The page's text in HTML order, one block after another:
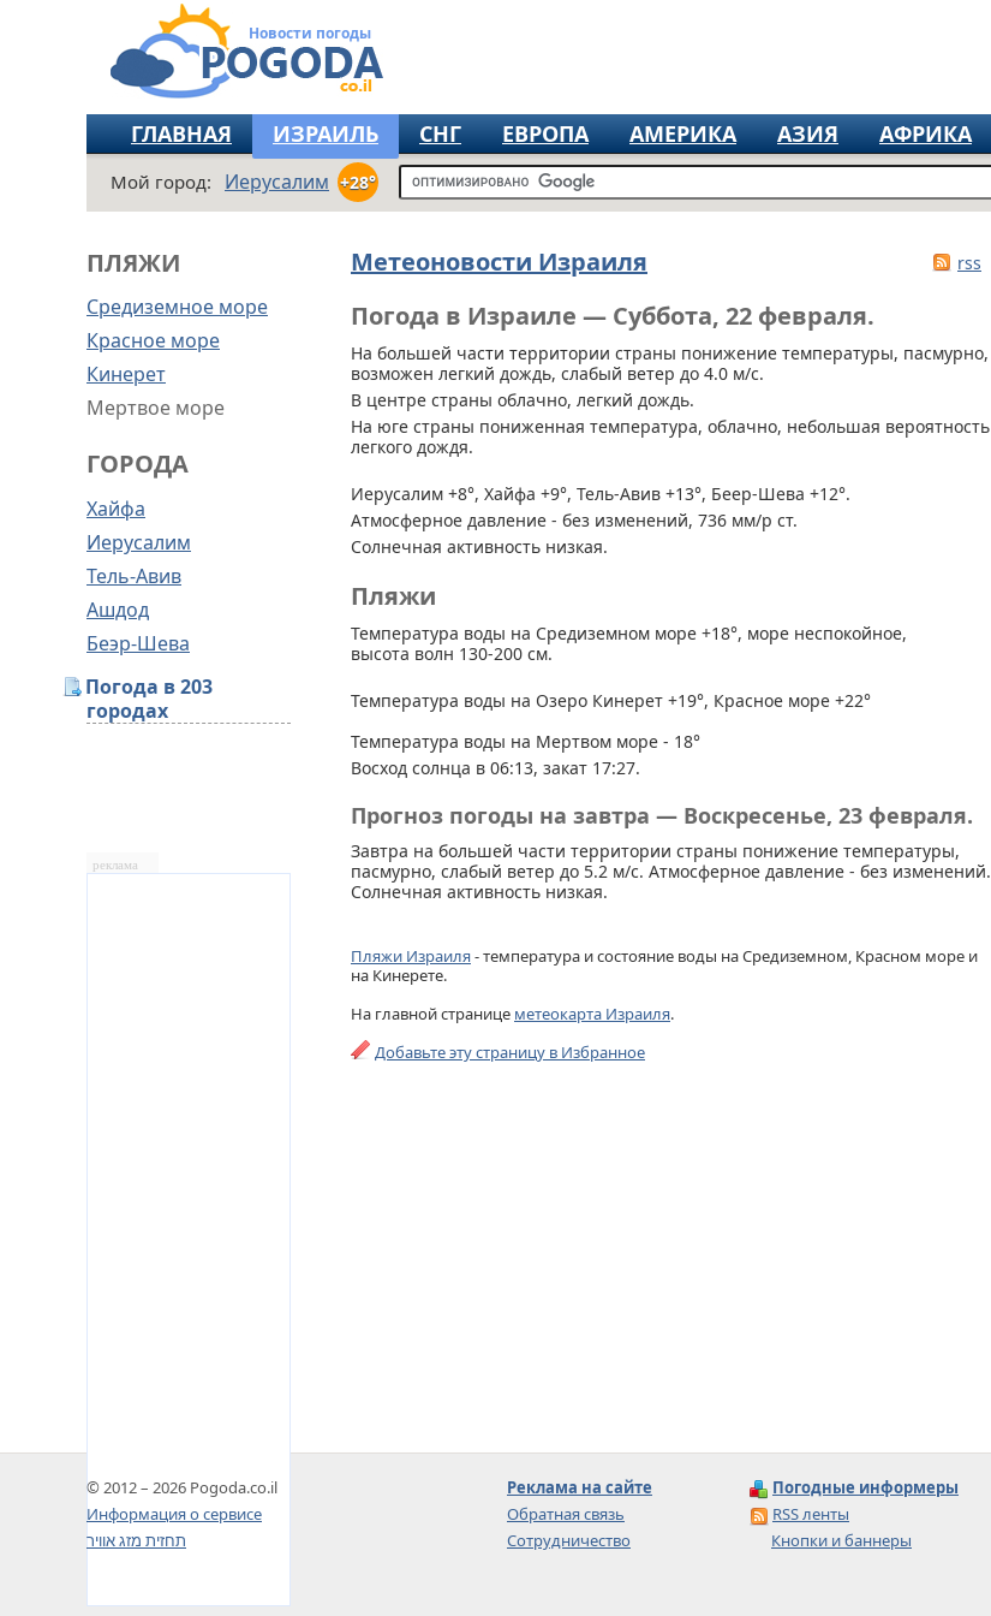
Новости погоды
ГЛАВНАЯ ИЗРАИЛЬ СНГ ЕВРОПА АМЕРИКА АЗИЯ АФРИКА
Мой город: Иерусалим +28°
ПЛЯЖИ
Средиземное море
Красное море
Кинерет
Мертвое море
ГОРОДА
Хайфа
Иерусалим
Тель-Авив
Ашдод
Беэр-Шева
Погода в 203
городах
реклама
Метеоновости Израиля rss
Погода в Израиле — Суббота, 22 февраля.
На большей части территории страны понижение температуры, пасмурно,
возможен легкий дождь, слабый ветер до 4.0 м/с.
В центре страны облачно, легкий дождь.
На юге страны пониженная температура, облачно, небольшая вероятность
легкого дождя.
Иерусалим +8°, Хайфа +9°, Тель-Авив +13°, Беер-Шева +12°.
Атмосферное давление - без изменений, 736 мм/р ст.
Солнечная активность низкая.
Пляжи
Температура воды на Средиземном море +18°, море неспокойное,
высота волн 130-200 см.
Температура воды на Озеро Кинерет +19°, Красное море +22°
Температура воды на Мертвом море - 18°
Восход солнца в 06:13, закат 17:27.
Прогноз погоды на завтра — Воскресенье, 23 февраля.
Завтра на большей части территории страны понижение температуры,
пасмурно, слабый ветер до 5.2 м/с. Атмосферное давление - без изменений.
Солнечная активность низкая.
Пляжи Израиля- температура и состояние воды на Средиземном, Красном море и
на Кинерете.
На главной странице метеокарта Израиля.
Добавьте эту страницу в Избранное
© 2012 – 2026 Pogoda.co.il
Информация о сервисе
תחזית מזג אוויר
Реклама на сайте
Обратная связь
Сотрудничество
Погодные информеры
RSS ленты
Кнопки и баннеры